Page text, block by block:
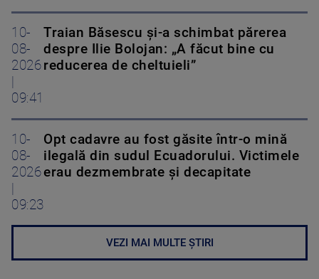
10-
08-
2026
|
09:41
Traian Băsescu și-a schimbat părerea
despre Ilie Bolojan: „A făcut bine cu
reducerea de cheltuieli”
10-
08-
2026
|
09:23
Opt cadavre au fost găsite într-o mină
ilegală din sudul Ecuadorului. Victimele
erau dezmembrate și decapitate
VEZI MAI MULTE ȘTIRI